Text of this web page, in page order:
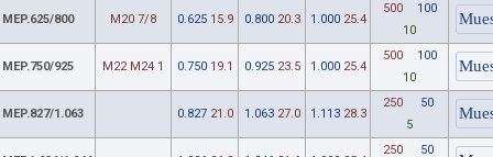
MEP.625/800 M20 7/8 0.625 15.9 0.800 20.3 1.000 25.4
500
100
10
MEP.750/925 M22 M24 1 0.750 19.1 0.925 23.5 1.000 25.4
500
100
10
MEP.827/1.063 0.827 21.0 1.063 27.0 1.113 28.3
250
50
5
250 50